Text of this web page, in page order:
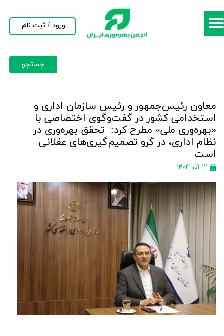
جستجو
ورود / ثبت نام
حساب کاربری من
معاون رئیس‌جمهور و رئیس سازمان اداری و
استخدامی کشور در گفت‌وگوی اختصاصی با
«بهره‌وری ملی» مطرح کرد: تحقق بهره‌وری در
نظام اداری، در گرو تصمیم‌گیری‌های عقلانی
است
۱۲ آذر ۱۴۰۳